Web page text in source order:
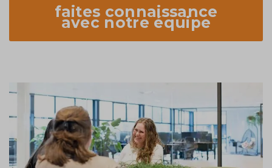
faites connaissance
avec notre équipe